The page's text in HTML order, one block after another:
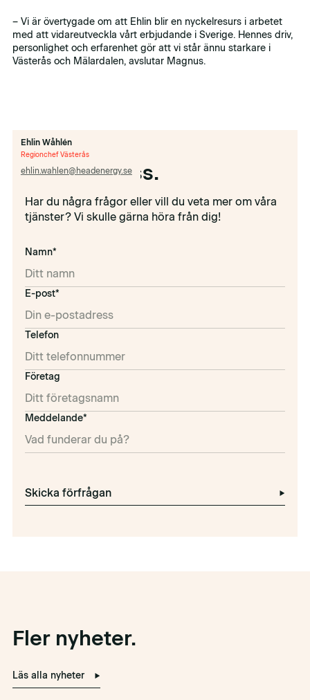
– Vi är övertygade om att Ehlin blir en nyckelresurs i arbetet
med att vidareutveckla vårt erbjudande i Sverige. Hennes driv,
personlighet och erfarenhet gör att vi står ännu starkare i
Västerås och Mälardalen, avslutar Magnus.
Kontakta oss.
Har du några frågor eller vill du veta mer om våra
tjänster? Vi skulle gärna höra från dig!
Namn*
E-post*
Telefon
Företag
Meddelande*
Skicka förfrågan
Ehlin Wåhlén
Regionchef Västerås
ehlin.wahlen@headenergy.se
Fler nyheter.
Läs alla nyheter